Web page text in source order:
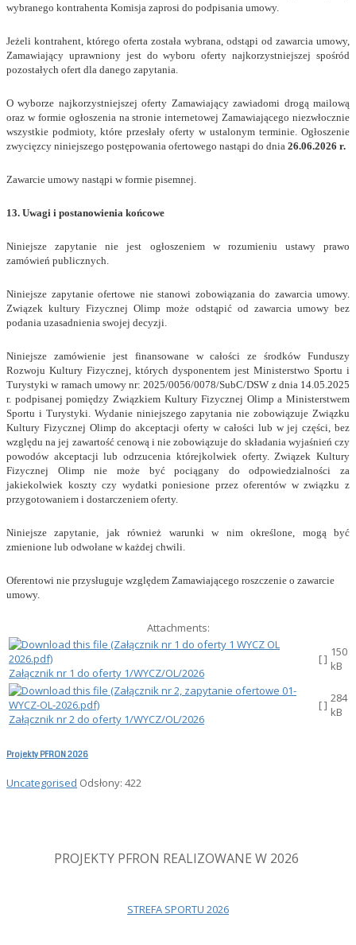
wybranego kontrahenta Komisja zaprosi do podpisania umowy.
Jeżeli kontrahent, którego oferta została wybrana, odstąpi od zawarcia umowy,
Zamawiający uprawniony jest do wyboru oferty najkorzystniejszej spośród
pozostałych ofert dla danego zapytania.
O wyborze najkorzystniejszej oferty Zamawiający zawiadomi drogą mailową
oraz w formie ogłoszenia na stronie internetowej Zamawiającego niezwłocznie
wszystkie podmioty, które przesłały oferty w ustalonym terminie. Ogłoszenie
zwycięzcy niniejszego postępowania ofertowego nastąpi do dnia 26.06.2026 r.
Zawarcie umowy nastąpi w formie pisemnej.
13. Uwagi i postanowienia końcowe
Niniejsze zapytanie nie jest ogłoszeniem w rozumieniu ustawy prawo
zamówień publicznych.
Niniejsze zapytanie ofertowe nie stanowi zobowiązania do zawarcia umowy.
Związek kultury Fizycznej Olimp może odstąpić od zawarcia umowy bez
podania uzasadnienia swojej decyzji.
Niniejsze zamówienie jest finansowane w całości ze środków Funduszy
Rozwoju Kultury Fizycznej, których dysponentem jest Ministerstwo Sportu i
Turystyki w ramach umowy nr: 2025/0056/0078/SubC/DSW z dnia 14.05.2025
r. podpisanej pomiędzy Związkiem Kultury Fizycznej Olimp a Ministerstwem
Sportu i Turystyki. Wydanie niniejszego zapytania nie zobowiązuje Związku
Kultury Fizycznej Olimp do akceptacji oferty w całości lub w jej części, bez
względu na jej zawartość cenową i nie zobowiązuje do składania wyjaśnień czy
powodów akceptacji lub odrzucenia którejkolwiek oferty. Związek Kultury
Fizycznej Olimp nie może być pociągany do odpowiedzialności za
jakiekolwiek koszty czy wydatki poniesione przez oferentów w związku z
przygotowaniem i dostarczeniem oferty.
Niniejsze zapytanie, jak również warunki w nim określone, mogą być
zmienione lub odwołane w każdej chwili.
Oferentowi nie przysługuje względem Zamawiającego roszczenie o zawarcie
umowy.
Attachments:
Załącznik nr 1 do oferty 1/WYCZ/OL/2026
[ ] 150
kB
Załącznik nr 2 do oferty 1/WYCZ/OL/2026
[ ] 284
kB
Projekty PFRON 2026
Uncategorised Odsłony: 422
PROJEKTY PFRON REALIZOWANE W 2026
STREFA SPORTU 2026